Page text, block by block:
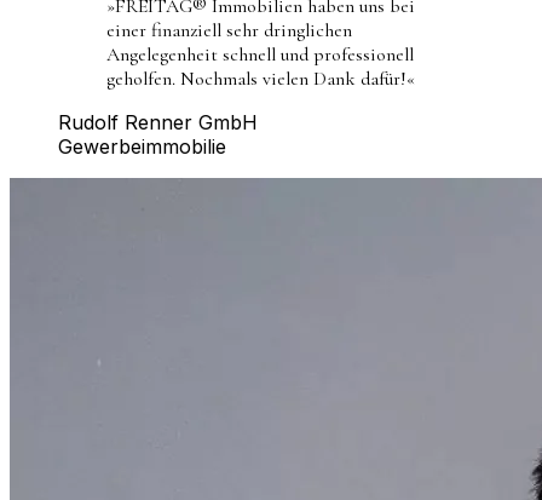
»FREITAG® Immobilien haben uns bei
einer finanziell sehr dringlichen
Angelegenheit schnell und professionell
geholfen. Nochmals vielen Dank dafür!«
Rudolf Renner GmbH
Gewerbeimmobilie